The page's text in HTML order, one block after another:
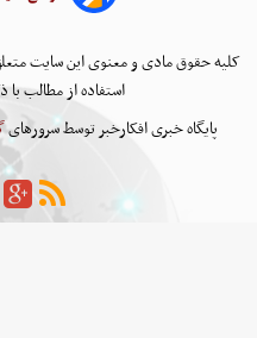
کلیه حقوق مادی و معنوی این سایت
استفاده از مطالب با
پایگاه خبری افکارخبر توسط سرورهای